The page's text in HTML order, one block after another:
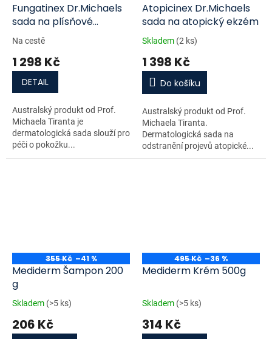
Fungatinex Dr.Michaels
sada na plísňové
infekce na pokožce
Na cestě
1 298 Kč
DETAIL
Australský produkt od Prof.
Michaela Tiranta je
dermatologická sada slouží pro
péči o pokožku...
Atopicinex Dr.Michaels
sada na atopický ekzém
Skladem (2 ks)
1 398 Kč
Do košíku
Australský produkt od Prof.
Michaela Tiranta.
Dermatologická sada na
odstranění projevů atopické...
355 Kč –41 %
Mediderm Šampon 200
g
Skladem (>5 ks)
206 Kč
495 Kč –36 %
Mediderm Krém 500g
Skladem (>5 ks)
314 Kč